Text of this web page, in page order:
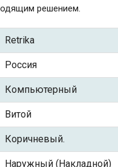
решением.
Retrika
Россия
Компьютерный
Витой
Коричневый.
Наружный (Накладной)